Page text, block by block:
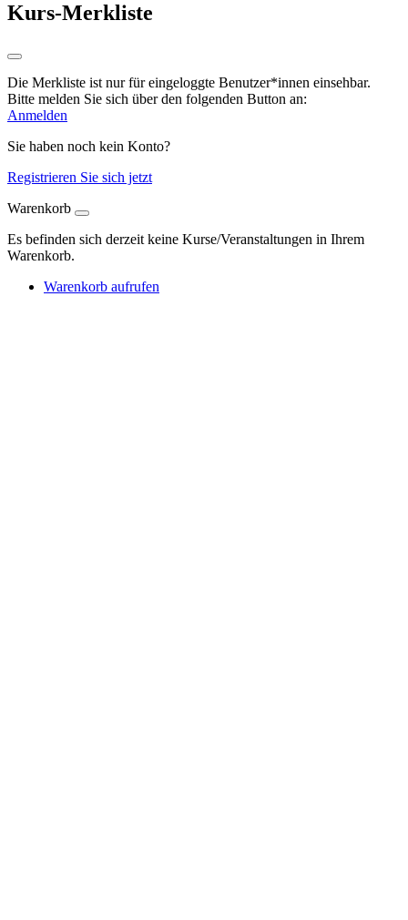
Kurs-Merkliste
Die Merkliste ist nur für eingeloggte Benutzer*innen einsehbar.
Bitte melden Sie sich über den folgenden Button an:
Anmelden
Sie haben noch kein Konto?
Registrieren Sie sich jetzt
Warenkorb
Es befinden sich derzeit keine Kurse/Veranstaltungen in Ihrem
Warenkorb.
Warenkorb aufrufen